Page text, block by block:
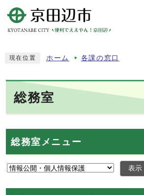
現在位置 ホーム 各課の窓口
総務室
総務室メニュー
表示